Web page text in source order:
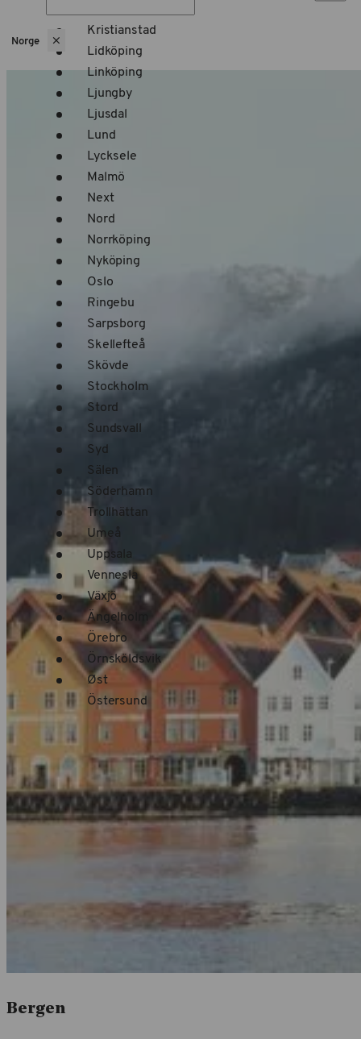
Kristianstad
Lidköping
Linköping
Ljungby
Ljusdal
Lund
Lycksele
Malmö
Next
Nord
Norrköping
Nyköping
Oslo
Ringebu
Sarpsborg
Skellefteå
Skövde
Stockholm
Stord
Sundsvall
Syd
Sälen
Söderhamn
Trollhättan
Umeå
Uppsala
Vennesla
Växjö
Ängelholm
Örebro
Örnsköldsvik
Øst
Östersund
Norge
Bergen